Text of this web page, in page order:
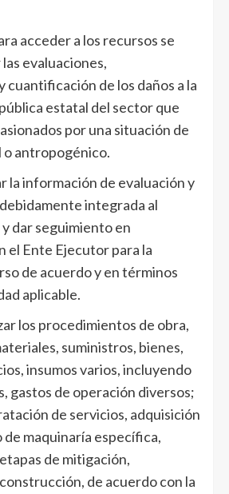
acceder a los recursos se
evaluaciones,
cuantificación de los daños a la
estatal del sector que
por una situación de
antropogénico.
la información de evaluación y
integrada al
dar seguimiento en
el Ente Ejecutor para la
de acuerdo y en términos
aplicable.
los procedimientos de obra,
suministros, bienes,
insumos varios, incluyendo
gastos de operación diversos;
de servicios, adquisición
maquinaría específica,
de mitigación,
de acuerdo con la